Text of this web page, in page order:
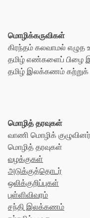
மொழிக்கருவிகள்
கிரந்தம் கலவாமல் எழுத
தமிழ் எண்களைப் பிழை
தமிழ் இலக்கணம்
மொழித் தரவுகள்
வாணி மொழிக்
மொழித் தரவுகள்
வழக்குகள்
அடுக்குத்தொடர்
ஒலிக்குறிப்புகள்
புள்ளிவிவரம்
சந்தி இலக்கணம்